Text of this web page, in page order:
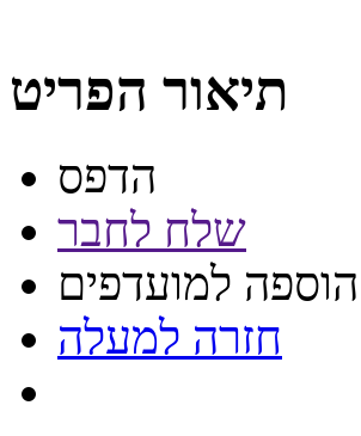
תיאור הפריט
הדפס
שלח לחבר
הוספה למועדפים
חזרה למעלה